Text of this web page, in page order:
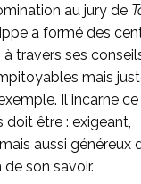
au jury de
a formé des
travers ses
mais
Il incarne ce
doit être : exigeant,
aussi généreux
son savoir.